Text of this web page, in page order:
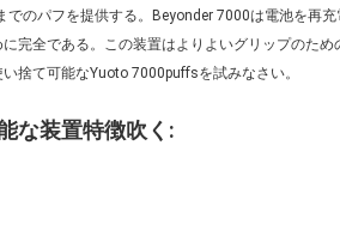
のパフを提供する。Beyonder 7000は電池を再
完全である。この装置はよりよいグリップのた
捨て可能なYuoto 7000puffsを試みなさい。
な装置特徴吹く: